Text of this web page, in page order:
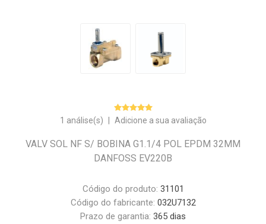
1 análise(s) Adicione a sua avaliação
VALV SOL NF S/ BOBINA G1.1/4 POL EPDM 32MM
DANFOSS EV220B
Código do produto: 31101
Código do fabricante: 032U7132
Prazo de garantia: 365 dias